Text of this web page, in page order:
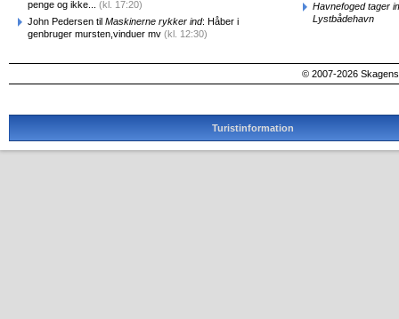
penge og ikke... (kl. 17:20)
John Pedersen til Maskinerne rykker ind: Håber i
genbruger mursten,vinduer mv (kl. 12:30)
Havnefoged tager
Lystbådehavn
© 2007-2026
Turistinformation